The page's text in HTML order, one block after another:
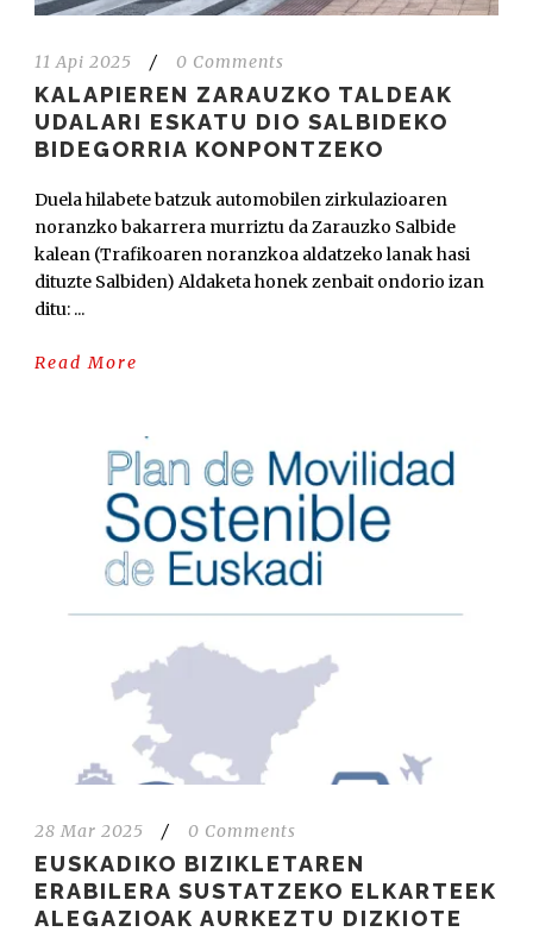
11 Api 2025 / 0 Comments
KALAPIEREN ZARAUZKO TALDEAK
UDALARI ESKATU DIO SALBIDEKO
BIDEGORRIA KONPONTZEKO
Duela hilabete batzuk automobilen zirkulazioaren
noranzko bakarrera murriztu da Zarauzko Salbide
kalean (Trafikoaren noranzkoa aldatzeko lanak hasi
dituzte Salbiden) Aldaketa honek zenbait ondorio izan
ditu: ...
Read More
28 Mar 2025 / 0 Comments
EUSKADIKO BIZIKLETAREN
ERABILERA SUSTATZEKO ELKARTEEK
ALEGAZIOAK AURKEZTU DIZKIOTE